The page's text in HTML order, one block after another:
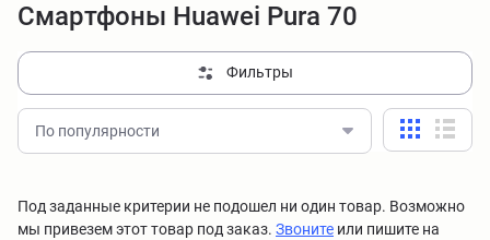
Смартфоны Huawei Pura 70
Фильтры
По популярности
Под заданные критерии не подошел ни один товар. Возможно
мы привезем этот товар под заказ. Звоните или пишите на